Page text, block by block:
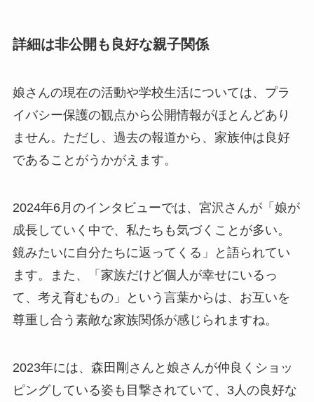
詳細は非公開も良好な親子関係
娘さんの現在の活動や学校生活については、プラ
イバシー保護の観点から公開情報がほとんどあり
ません。ただし、過去の報道から、家族仲は良好
であることがうかがえます。
2024年6月のインタビューでは、宮沢さんが「娘が
成長していく中で、私たちも気づくことが多い。
鏡みたいに自分たちに返ってくる」と語られてい
ます。また、「家族だけど個人が幸せにいるっ
て、考え育むもの」という言葉からは、お互いを
尊重し合う素敵な家族関係が感じられますね。
2023年には、森田剛さんと娘さんが仲良くショッ
ピングしている姿も目撃されていて、3人の良好な